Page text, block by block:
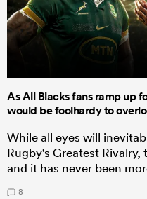
As All Blacks fans ramp up
would be foolhardy to
While all eyes will
Rugby's Greatest
and it has never been
8